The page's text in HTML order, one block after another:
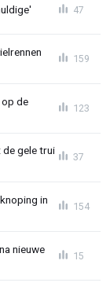
47
159
de
123
de gele trui
37
in
154
nieuwe
15